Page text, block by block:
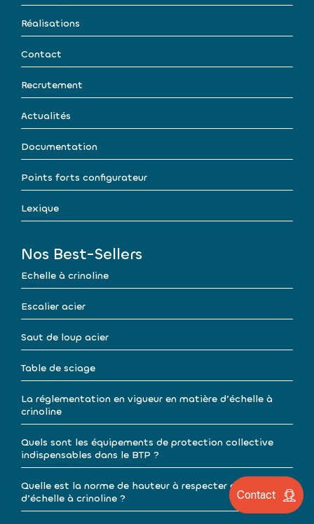
Contact
Réalisations
Contact
Recrutement
Actualités
Documentation
Points forts configurateur
Lexique
Nos Best-Sellers
Echelle à crinoline
Escalier acier
Saut de loup acier
Table de sciage
La réglementation en vigueur en matière d’échelle à
crinoline
Quels sont les équipements de protection collective
indispensables dans le BTP ?
Quelle est la norme de hauteur à respecter en matière
d’échelle à crinoline ?